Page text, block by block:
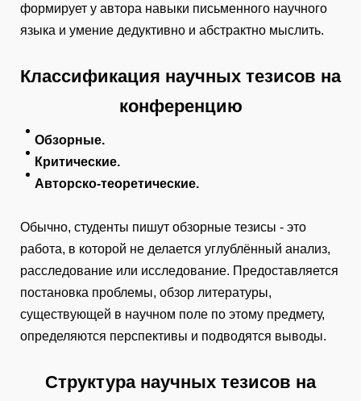
формирует у автора навыки письменного научного
языка и умение дедуктивно и абстрактно мыслить.
Классификация научных тезисов на
конференцию
Обзорные.
Критические.
Авторско-теоретические.
Обычно, студенты пишут обзорные тезисы - это
работа, в которой не делается углублённый анализ,
расследование или исследование. Предоставляется
постановка проблемы, обзор литературы,
существующей в научном поле по этому предмету,
определяются перспективы и подводятся выводы.
Структура научных тезисов на